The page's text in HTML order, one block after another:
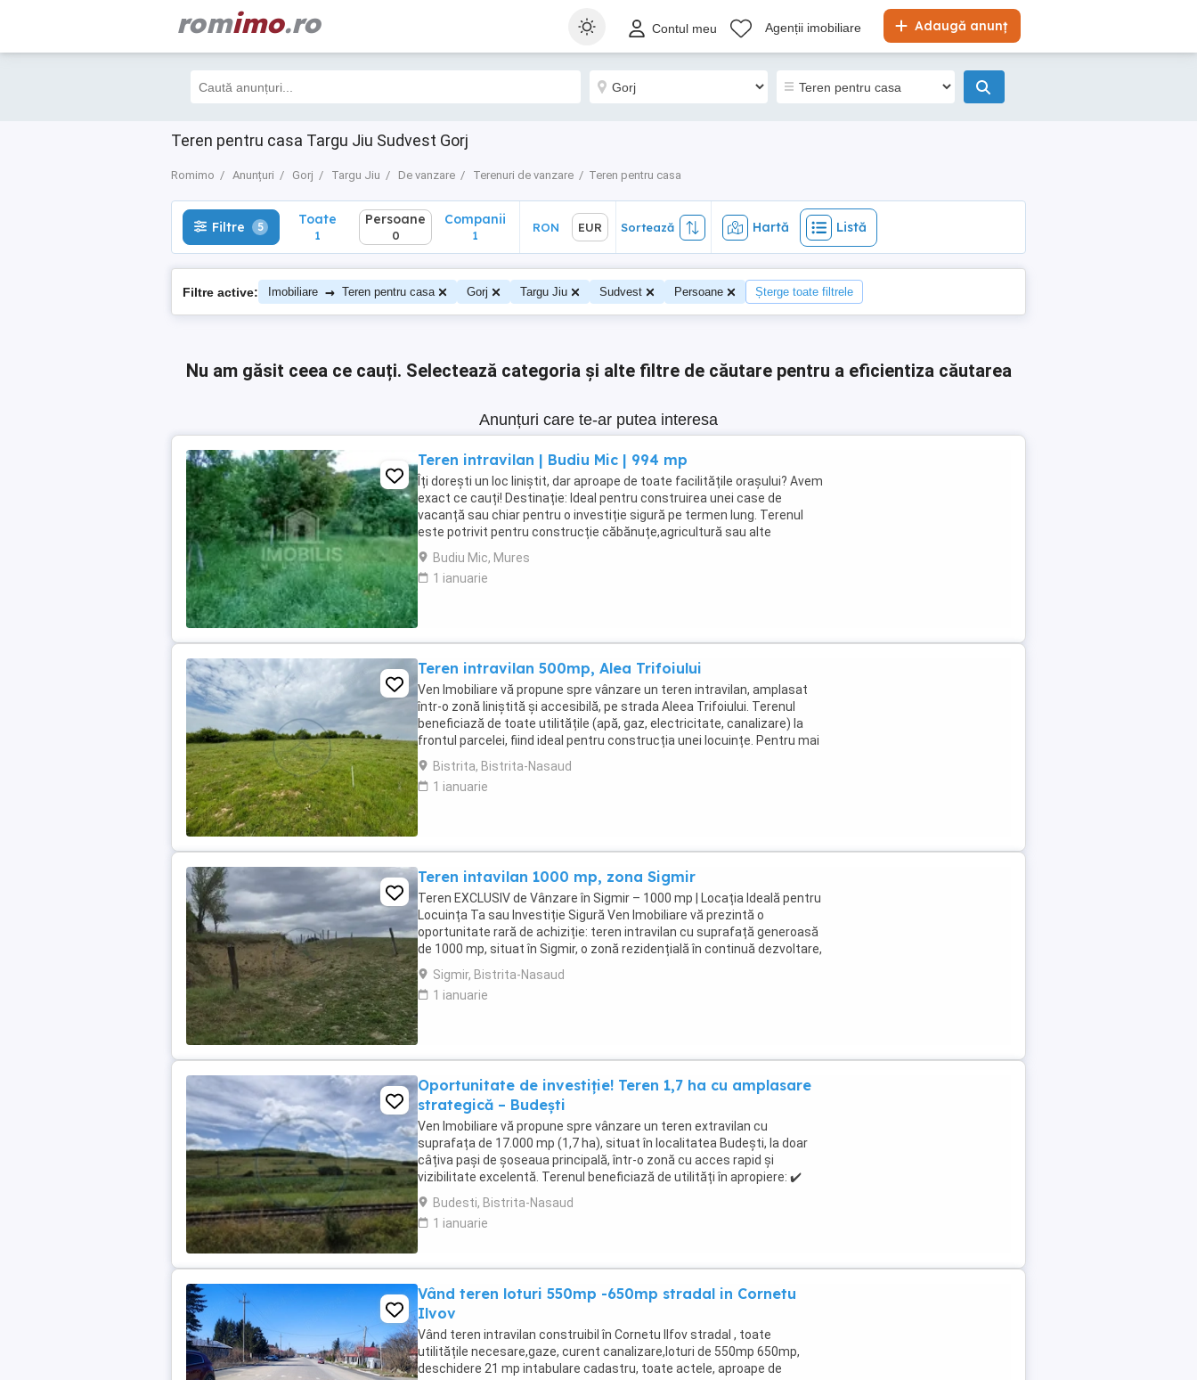
romimo.ro Adaugă anunț
Contul meu Agenții imobiliare
Teren pentru casa Targu Jiu Sudvest Gorj
Romimo Anunțuri Gorj Targu Jiu De vanzare Terenuri de vanzare Teren pentru casa
Filtre 5 Toate
1
EUR Sortează Hartă Listă
Filtre 5 Toate
1
Persoane
0
Companii
1
RON EUR Sortează Hartă Listă
Filtre active: Imobiliare → Teren pentru casa Gorj Targu Jiu Sudvest Persoane Șterge toate filtrele
Nu am găsit ceea ce cauți. Selectează categoria și alte filtre de căutare pentru a eficientiza căutarea
Anunțuri care te-ar putea interesa
Teren intravilan | Budiu Mic | 994 mp
Îți dorești un loc liniștit, dar aproape de toate facilitățile orașului? Avem
exact ce cauți! Destinație: Ideal pentru construirea unei case de
vacanță sau chiar pentru o investiție sigură pe termen lung. Terenul
este potrivit pentru construcție căbănuțe,agricultură sau alte
activități rurale. ...
Budiu Mic, Mures
1 ianuarie
Teren intravilan 500mp, Alea Trifoiului
Ven Imobiliare vă propune spre vânzare un teren intravilan, amplasat
într-o zonă liniștită și accesibilă, pe strada Aleea Trifoiului. Terenul
beneficiază de toate utilitățile (apă, gaz, electricitate, canalizare) la
frontul parcelei, fiind ideal pentru construcția unei locuințe. Pentru mai
multe detalii ...
Bistrita, Bistrita-Nasaud
1 ianuarie
Teren intavilan 1000 mp, zona Sigmir
Teren EXCLUSIV de Vânzare în Sigmir – 1000 mp | Locația Ideală pentru
Locuința Ta sau Investiție Sigură Ven Imobiliare vă prezintă o
oportunitate rară de achiziție: teren intravilan cu suprafață generoasă
de 1000 mp, situat în Sigmir, o zonă rezidențială în continuă dezvoltare,
apreciată pentru liniște, ...
Sigmir, Bistrita-Nasaud
1 ianuarie
Oportunitate de investiție! Teren 1,7 ha cu amplasare
strategică – Budești
Ven Imobiliare vă propune spre vânzare un teren extravilan cu
suprafața de 17.000 mp (1,7 ha), situat în localitatea Budești, la doar
câțiva pași de șoseaua principală, într-o zonă cu acces rapid și
vizibilitate excelentă. Terenul beneficiază de utilități în apropiere: ✔️
Apă ✔️ Curent electric ✔️ Gaz Poziționarea ...
Budesti, Bistrita-Nasaud
1 ianuarie
Vând teren loturi 550mp -650mp stradal in Cornetu
Ilvov
Vând teren intravilan construibil în Cornetu Ilfov stradal , toate
utilitățile necesare,gaze, curent canalizare,loturi de 550mp 650mp,
deschidere 21 mp intabulare cadastru, toate actele, aproape de